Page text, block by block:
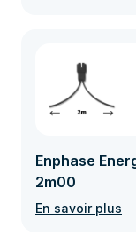
Enphase
2m00
En savoir plus